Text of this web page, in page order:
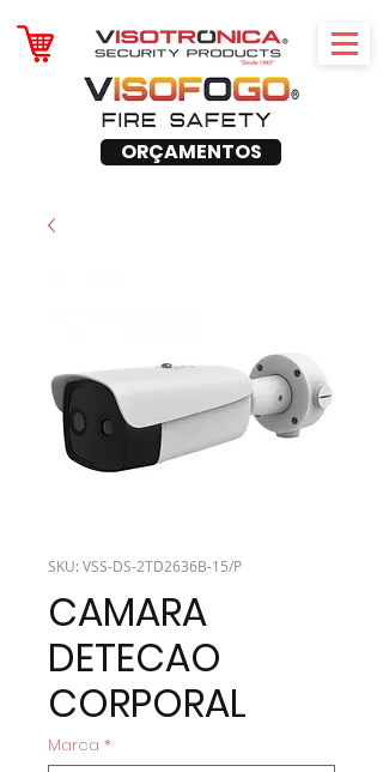
ORÇAMENTOS
SKU: VSS-DS-2TD2636B-15/P
CAMARA
DETECAO
CORPORAL
Marca *